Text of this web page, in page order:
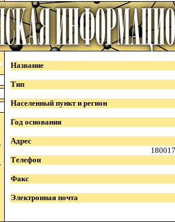
Название
Тип
Населенный пункт и регион
Год основания
Адрес
Телефон
Факс
Электронная почта